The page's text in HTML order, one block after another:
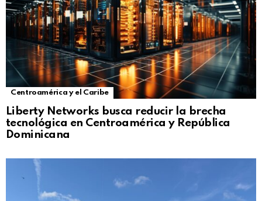
Centroamérica y el Caribe
Liberty Networks busca reducir la brecha
tecnológica en Centroamérica y República
Dominicana